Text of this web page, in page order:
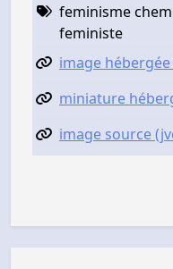
feminisme
feministe
image
miniature
image source